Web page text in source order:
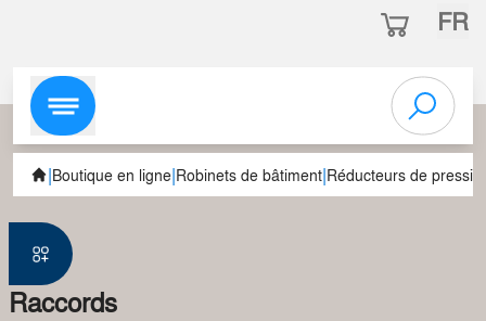
FR
|Boutique en ligne|Robinets de bâtiment|Réducteurs de
Raccords